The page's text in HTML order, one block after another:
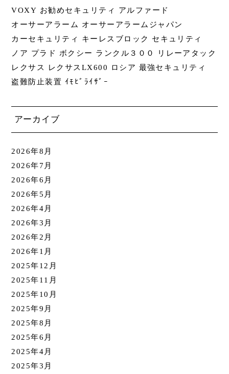
VOXY お勧めセキュリティ
アルファード
オーサーアラーム
オーサーアラームジャパン
カーセキュリティ
キーレスブロック
セキュリティ
ノア プラド ボクシー ランクル３００
リレーアタック
レクサス
レクサスLX600 ロシア 最強セキュリティ
盗難防止装置 ｲﾓﾋﾞﾗｲｻﾞｰ
アーカイブ
2026年8月
2026年7月
2026年6月
2026年5月
2026年4月
2026年3月
2026年2月
2026年1月
2025年12月
2025年11月
2025年10月
2025年9月
2025年8月
2025年6月
2025年4月
2025年3月